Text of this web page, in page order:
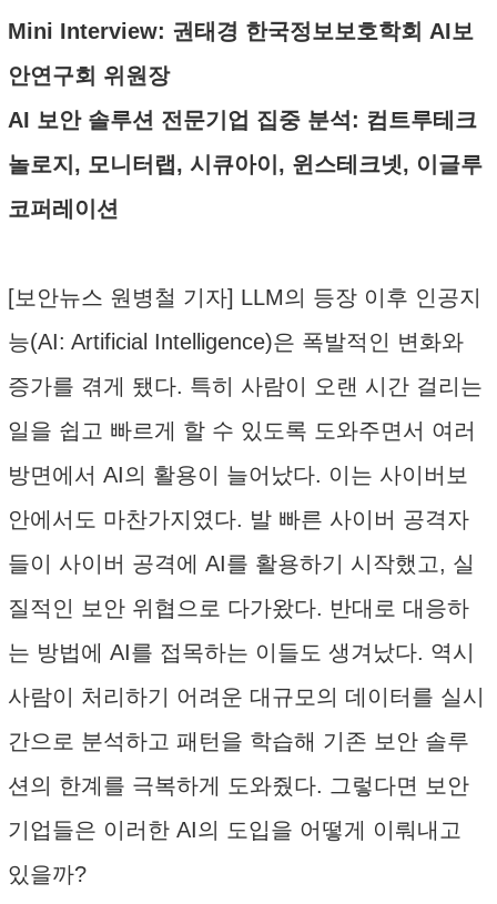
Mini Interview: 권태경 한국정보보호학회 AI보
안연구회 위원장
AI 보안 솔루션 전문기업 집중 분석: 컴트루테크
놀로지, 모니터랩, 시큐아이, 윈스테크넷, 이글루
코퍼레이션
[보안뉴스 원병철 기자] LLM의 등장 이후 인공지
능(AI: Artificial Intelligence)은 폭발적인 변화와
증가를 겪게 됐다. 특히 사람이 오랜 시간 걸리는
일을 쉽고 빠르게 할 수 있도록 도와주면서 여러
방면에서 AI의 활용이 늘어났다. 이는 사이버보
안에서도 마찬가지였다. 발 빠른 사이버 공격자
들이 사이버 공격에 AI를 활용하기 시작했고, 실
질적인 보안 위협으로 다가왔다. 반대로 대응하
는 방법에 AI를 접목하는 이들도 생겨났다. 역시
사람이 처리하기 어려운 대규모의 데이터를 실시
간으로 분석하고 패턴을 학습해 기존 보안 솔루
션의 한계를 극복하게 도와줬다. 그렇다면 보안
기업들은 이러한 AI의 도입을 어떻게 이뤄내고
있을까?